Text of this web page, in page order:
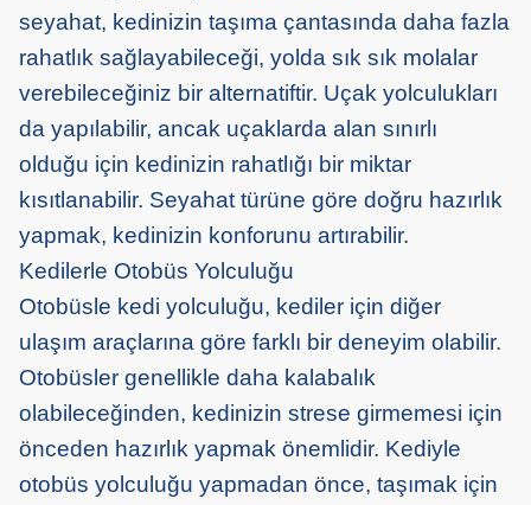
seyahat, kedinizin taşıma çantasında daha fazla
rahatlık sağlayabileceği, yolda sık sık molalar
verebileceğiniz bir alternatiftir. Uçak yolculukları
da yapılabilir, ancak uçaklarda alan sınırlı
olduğu için kedinizin rahatlığı bir miktar
kısıtlanabilir. Seyahat türüne göre doğru hazırlık
yapmak, kedinizin konforunu artırabilir.
Kedilerle Otobüs Yolculuğu
Otobüsle kedi yolculuğu, kediler için diğer
ulaşım araçlarına göre farklı bir deneyim olabilir.
Otobüsler genellikle daha kalabalık
olabileceğinden, kedinizin strese girmemesi için
önceden hazırlık yapmak önemlidir. Kediyle
otobüs yolculuğu yapmadan önce, taşımak için